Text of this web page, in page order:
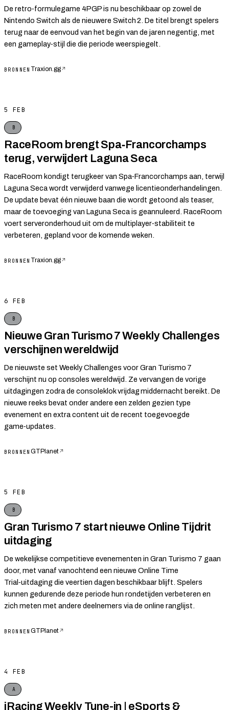
De retro‑formulegame 4PGP is nu beschikbaar op zowel de
Nintendo Switch als de nieuwere Switch 2. De titel brengt spelers
terug naar de eenvoud van het begin van de jaren negentig, met
een gameplay‑stijl die die periode weerspiegelt.
BRONNEN Traxion.gg↗
5 FEB
B
RaceRoom brengt Spa‑Francorchamps
terug, verwijdert Laguna Seca
RaceRoom kondigt terugkeer van Spa‑Francorchamps aan, terwijl
Laguna Seca wordt verwijderd vanwege licentieonderhandelingen.
De update bevat één nieuwe baan die wordt getoond als teaser,
maar de toevoeging van Laguna Seca is geannuleerd. RaceRoom
voert serveronderhoud uit om de multiplayer‑stabiliteit te
verbeteren, gepland voor de komende weken.
BRONNEN Traxion.gg↗
6 FEB
B
Nieuwe Gran Turismo 7 Weekly Challenges
verschijnen wereldwijd
De nieuwste set Weekly Challenges voor Gran Turismo 7
verschijnt nu op consoles wereldwijd. Ze vervangen de vorige
uitdagingen zodra de consoleklok vrijdag middernacht bereikt. De
nieuwe reeks bevat onder andere een zelden gezien type
evenement en extra content uit de recent toegevoegde
game‑updates.
BRONNEN GTPlanet↗
5 FEB
B
Gran Turismo 7 start nieuwe Online Tijdrit
uitdaging
De wekelijkse competitieve evenementen in Gran Turismo 7 gaan
door, met vanaf vanochtend een nieuwe Online Time
Trial‑uitdaging die veertien dagen beschikbaar blijft. Spelers
kunnen gedurende deze periode hun rondetijden verbeteren en
zich meten met andere deelnemers via de online ranglijst.
BRONNEN GTPlanet↗
4 FEB
A
iRacing Weekly Tune-in | eSports &